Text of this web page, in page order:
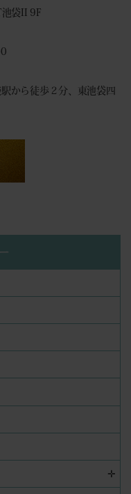
池袋II 9F
から徒歩２分、東池袋四
✛